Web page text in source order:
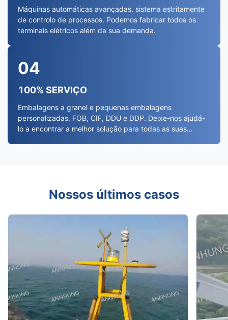
Máquinas automáticas avançadas, sistema estritamente
de controlo de processos. Podemos fabricar todos os
terminais elétricos além da sua demanda.
04
100% SERVIÇO
Embalagens a granel e pequenas embalagens
personalizadas, FOB, CIF, DDU e DDP. Deixe-nos ajudá-
lo a encontrar a melhor solução para todas as suas
Nossos últimos casos